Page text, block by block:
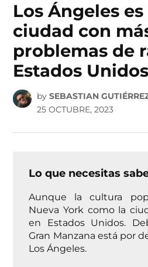
Los Ángeles
ciudad con
problemas de
Estados Unidos
by SEBASTIAN
25 OCTUBRE, 2023
Lo que necesitas
Aunque la cultura
Nueva York como la
en Estados Unidos.
Gran Manzana está por
Los Ángeles.